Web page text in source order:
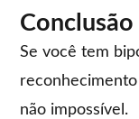
Conclusão
Se você tem
não impossível.